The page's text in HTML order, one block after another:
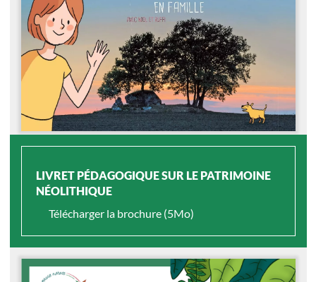
LIVRET PÉDAGOGIQUE SUR LE PATRIMOINE
NÉOLITHIQUE
Télécharger la brochure (5Mo)